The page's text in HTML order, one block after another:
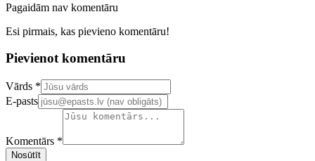
Pagaidām nav komentāru
Esi pirmais, kas pievieno komentāru!
Pievienot komentāru
Confirm your email address
Vārds *
E-pasts
Komentārs *
Nosūtīt